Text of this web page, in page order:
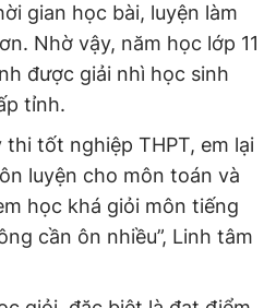
gian học bài, luyện làm
Nhờ vậy, năm học lớp 11
được giải nhì học sinh
tỉnh.
thi tốt nghiệp THPT, em lại
luyện cho môn toán và
học khá giỏi môn tiếng
cần ôn nhiều”, Linh tâm